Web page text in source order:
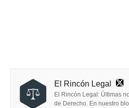
El Rincón Legal
El Rincón Legal: Últimas
de Derecho. En nuestro